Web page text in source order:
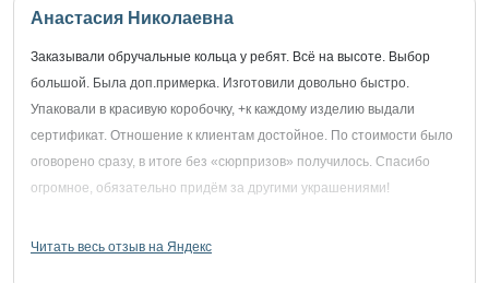
Анастасия Николаевна
Заказывали обручальные кольца у ребят. Всё на высоте. Выбор
большой. Была доп.примерка. Изготовили довольно быстро.
Упаковали в красивую коробочку, +к каждому изделию выдали
сертификат. Отношение к клиентам достойное. По стоимости было
оговорено сразу, в итоге без «сюрпризов» получилось. Спасибо
огромное, обязательно придём за другими украшениями!
Читать весь отзыв на Яндекс